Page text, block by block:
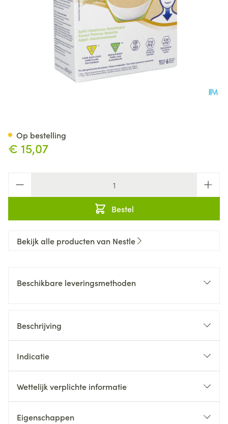
€ 15,07
Bestel
Op bestelling
Bekijk alle producten van Nestle
Beschikbare leveringsmethoden
Beschrijving
Indicatie
Wettelijk verplichte informatie
Eigenschappen